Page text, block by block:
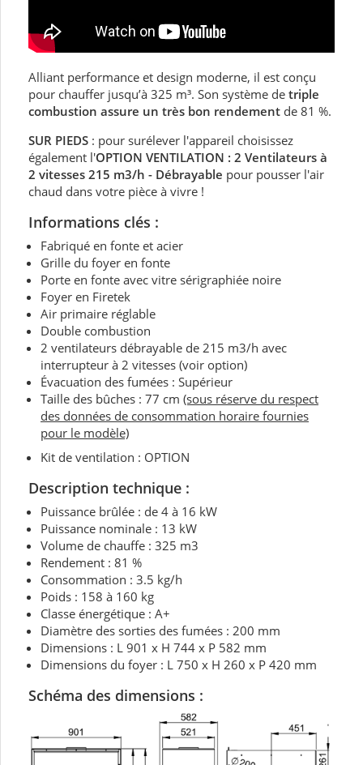
Alliant performance et design moderne, il est conçu
pour chauffer jusqu’à 325 m³. Son système de triple
combustion assure un très bon rendement de 81 %.
SUR PIEDS : pour surélever l'appareil choisissez
également l'OPTION VENTILATION : 2 Ventilateurs à
2 vitesses 215 m3/h - Débrayable pour pousser l'air
chaud dans votre pièce à vivre !
Informations clés :
Fabriqué en fonte et acier
Grille du foyer en fonte
Porte en fonte avec vitre sérigraphiée noire
Foyer en Firetek
Air primaire réglable
Double combustion
2 ventilateurs débrayable de 215 m3/h avec
interrupteur à 2 vitesses (voir option)
Évacuation des fumées : Supérieur
Taille des bûches : 77 cm (sous réserve du respect
des données de consommation horaire fournies
pour le modèle)
Kit de ventilation : OPTION
Description technique :
Puissance brûlée : de 4 à 16 kW
Puissance nominale : 13 kW
Volume de chauffe : 325 m3
Rendement : 81 %
Consommation : 3.5 kg/h
Poids : 158 à 160 kg
Classe énergétique : A+
Diamètre des sorties des fumées : 200 mm
Dimensions : L 901 x H 744 x P 582 mm
Dimensions du foyer : L 750 x H 260 x P 420 mm
Schéma des dimensions :